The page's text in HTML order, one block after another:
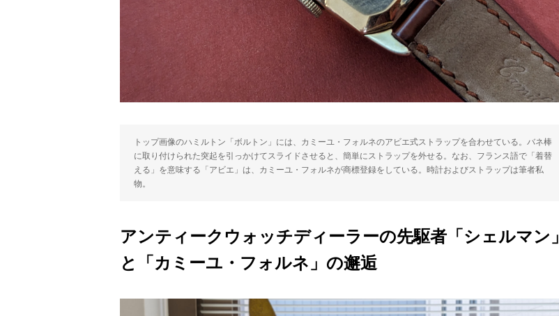
トップ画像のハミルトン「ボルトン」には、カミーユ・フォルネのアビエ式ストラップを合わせている。バネ棒
に取り付けられた突起を引っかけてスライドさせると、簡単にストラップを外せる。なお、フランス語で「着替
える」を意味する「アビエ」は、カミーユ・フォルネが商標登録をしている。時計およびストラップは筆者私
物。
アンティークウォッチディーラーの先駆者「シェルマン」
と「カミーユ・フォルネ」の邂逅